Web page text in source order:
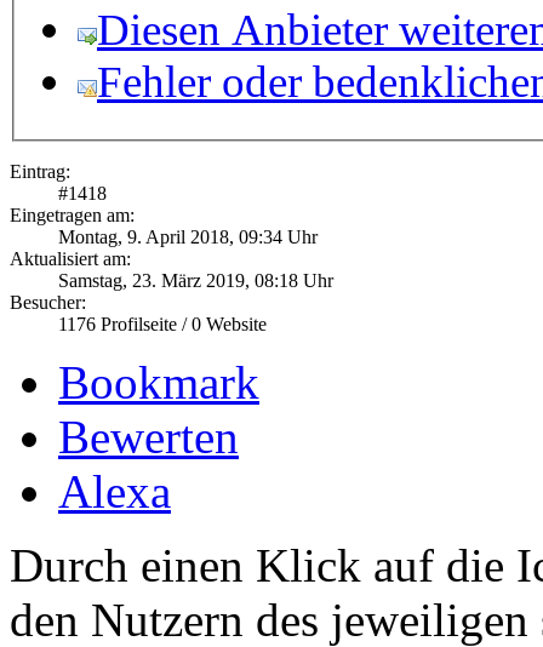
Diesen Anbieter
Fehler oder
Eintrag:
#1418
Eingetragen am:
Montag, 9. April 2018, 09:34 Uhr
Aktualisiert am:
Samstag, 23. März 2019, 08:18 Uhr
Besucher:
1176 Profilseite /0 Website
Bookmark
Bewerten
Alexa
Durch einen Klick auf die
den Nutzern des